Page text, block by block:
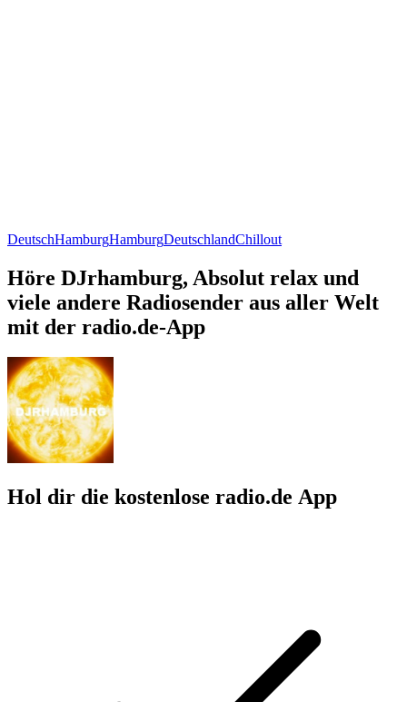
DeutschHamburgHamburgDeutschlandChillout
Höre DJrhamburg, Absolut relax und
viele andere Radiosender aus aller Welt
mit der radio.de-App
Hol dir die kostenlose radio.de App